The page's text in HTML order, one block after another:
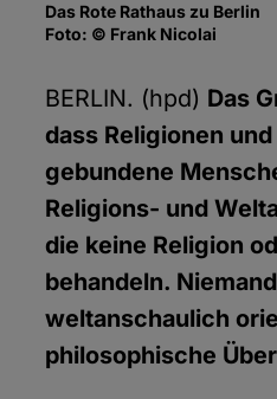
Das Rote Rathaus zu Berlin
Foto: © Frank Nicolai
BERLIN. (hpd) Das
dass Religionen
gebundene
Religions- und
die keine Religion
behandeln.
weltanschaulich
philosophische